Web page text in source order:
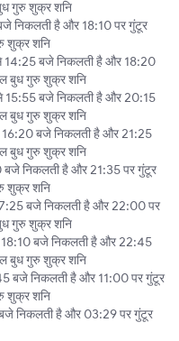
गुरु शुक्र शनि
निकलती है और 18:10 पर गुंटूर
शुक्र शनि
14:25 बजे निकलती है और 18:20
बुध गुरु शुक्र शनि
15:55 बजे निकलती है और 20:15
बुध गुरु शुक्र शनि
16:20 बजे निकलती है और 21:25
बुध गुरु शुक्र शनि
बजे निकलती है और 21:35 पर गुंटूर
शुक्र शनि
बजे निकलती है और 22:00 पर
गुरु शुक्र शनि
बजे निकलती है और 22:45
बुध गुरु शुक्र शनि
बजे निकलती है और 11:00 पर गुंटूर
शुक्र शनि
निकलती है और 03:29 पर गुंटूर